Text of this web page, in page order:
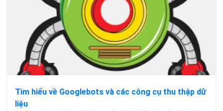
Tìm hiểu về Googlebots và các công cụ thu thập dữ
liệu